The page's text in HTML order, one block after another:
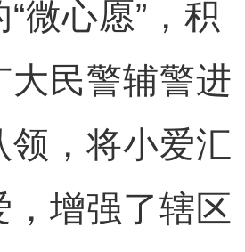
微心愿”，积
大民警辅警进
领，将小爱汇
，增强了辖区